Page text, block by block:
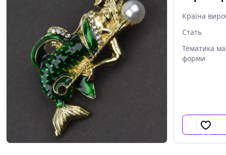
Країна
Стать
Тематика
форми